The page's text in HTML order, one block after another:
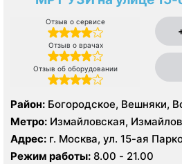
Отзыв о сервисе
Отзыв о врачах
Отзыв об оборудовании
Район: Богородское, Вешняки,
Измайлово, Гольяново,
Косино-Ухтомский,
Новокосино, Перово,
Измайлово, Соколиная Гора
Метро: Измайловская,
Рокоссовского, Новогиреево,
Партизанская, Первомайская,
Адрес: г. Москва, ул. 15-ая
Режим работы: 8.00 - 21.00